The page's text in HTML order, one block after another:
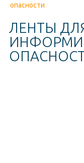
опасности
ЛЕНТЫ